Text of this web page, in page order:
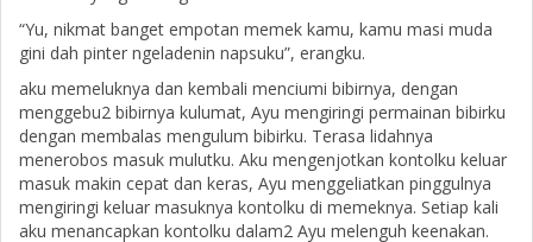
“Yu, nikmat banget empotan memek kamu, kamu masi muda
gini dah pinter ngeladenin napsuku”, erangku.
aku memeluknya dan kembali menciumi bibirnya, dengan
menggebu2 bibirnya kulumat, Ayu mengiringi permainan bibirku
dengan membalas mengulum bibirku. Terasa lidahnya
menerobos masuk mulutku. Aku mengenjotkan kontolku keluar
masuk makin cepat dan keras, Ayu menggeliatkan pinggulnya
mengiringi keluar masuknya kontolku di memeknya. Setiap kali
aku menancapkan kontolku dalam2 Ayu melenguh keenakan.